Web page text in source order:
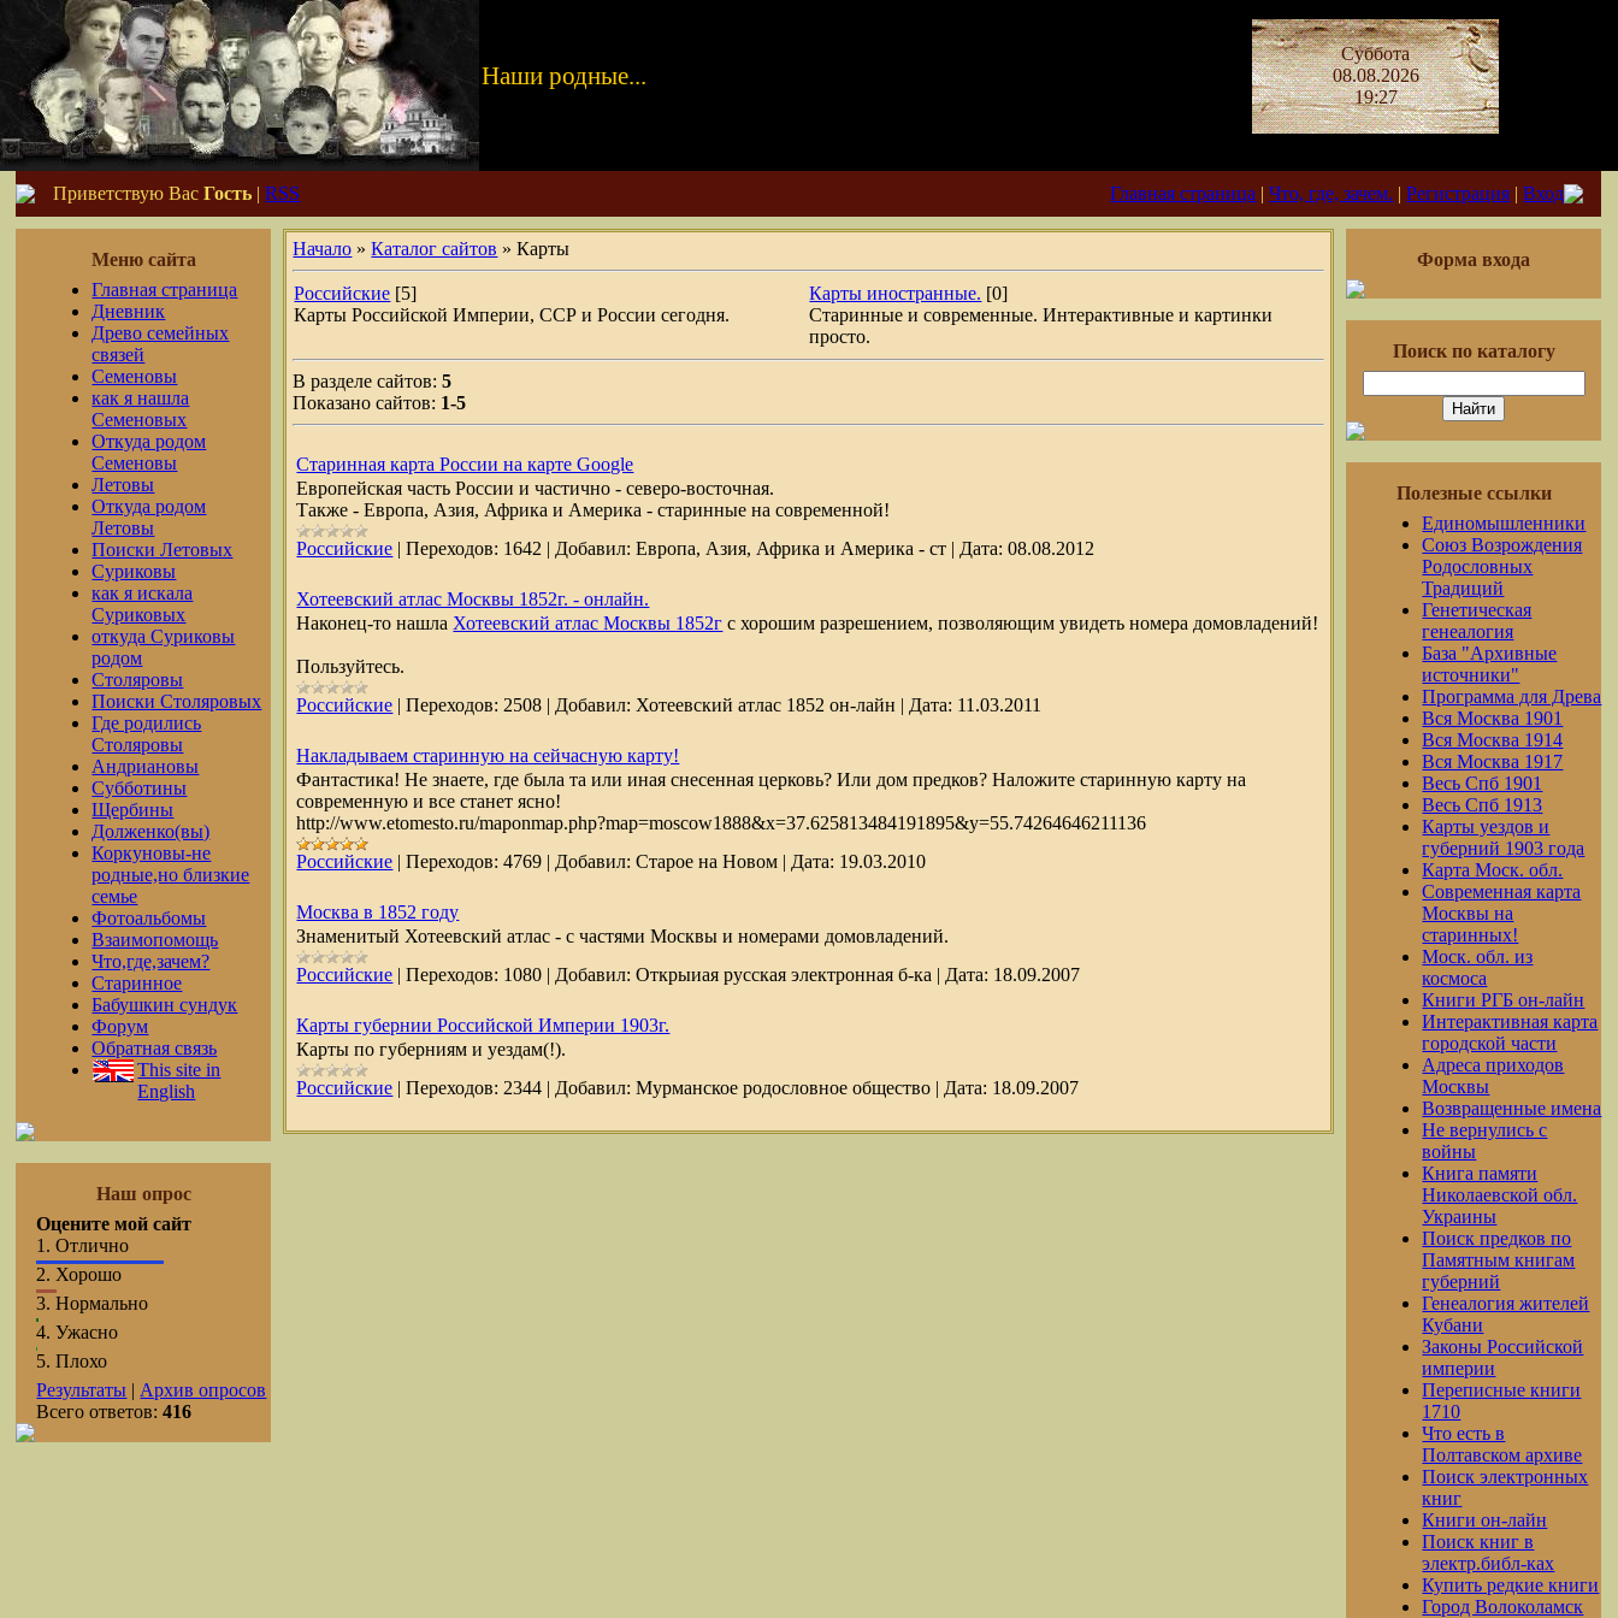
Наши родные...
Суббота
08.08.2026
19:27
Приветствую ВасГость |RSS Главная страница |Что, где, зачем. |Регистрация |Вход
Меню сайта
Главная страница
Дневник
Древо семейных
связей
Семеновы
как я нашла
Семеновых
Откуда родом
Семеновы
Летовы
Откуда родом
Летовы
Поиски Летовых
Суриковы
как я искала
Суриковых
откуда Суриковы
родом
Столяровы
Поиски Столяровых
Где родились
Столяровы
Андриановы
Субботины
Щербины
Долженко(вы)
Коркуновы-не
родные,но близкие
семье
Фотоальбомы
Взаимопомощь
Что,где,зачем?
Старинное
Бабушкин сундук
Форум
Обратная связь
This site in
English
Наш опрос
Оцените мой сайт
1.Отлично
2. Хорошо
3.Нормально
4.Ужасно
5.Плохо
Результаты | Архив опросов
Всего ответов:416
Начало »Каталог сайтов » Карты
Российские [5]
Карты Российской Империи, ССР и России сегодня.
Карты иностранные. [0]
Старинные и современные. Интерактивные и картинки
просто.
В разделе сайтов:5
Показано сайтов: 1-5
Старинная карта России на карте Google
Европейская часть России и частично - северо-восточная.
Также - Европа, Азия, Африка и Америка - старинные на современной!
Российские |Переходов: 1642 | Добавил: Европа, Азия, Африка и Америка - ст | Дата: 08.08.2012
Хотеевский атлас Москвы 1852г. - онлайн.
Наконец-то нашла Хотеевский атлас Москвы 1852г с хорошим разрешением, позволяющим увидеть номера домовладений!
Пользуйтесь.
Российские |Переходов: 2508 | Добавил: Хотеевский атлас 1852 он-лайн | Дата: 11.03.2011
Накладываем старинную на сейчасную карту!
Фантастика! Не знаете, где была та или иная снесенная церковь? Или дом предков? Наложите старинную карту на
современную и все станет ясно!
http://www.etomesto.ru/maponmap.php?map=moscow1888&x=37.625813484191895&y=55.74264646211136
Российские |Переходов: 4769 | Добавил: Старое на Новом | Дата: 19.03.2010
Москва в 1852 году
Знаменитый Хотеевский атлас - с частями Москвы и номерами домовладений.
Российские |Переходов: 1080 | Добавил: Открыиая русская электронная б-ка | Дата: 18.09.2007
Карты губернии Российской Империи 1903г.
Карты по губерниям и уездам(!).
Российские |Переходов: 2344 | Добавил: Мурманское родословное общество | Дата: 18.09.2007
Форма входа
Поиск по каталогу
Полезные ссылки
Единомышленники
Союз Возрождения
Родословных
Традиций
Генетическая
генеалогия
База "Архивные
источники"
Программа для Древа
Вся Москва 1901
Вся Москва 1914
Вся Москва 1917
Весь Спб 1901
Весь Спб 1913
Карты уездов и
губерний 1903 года
Карта Моск. обл.
Современная карта
Москвы на
старинных!
Моск. обл. из
космоса
Книги РГБ он-лайн
Интерактивная карта
городской части
Адреса приходов
Москвы
Возвращенные имена
Не вернулись с
войны
Книга памяти
Николаевской обл.
Украины
Поиск предков по
Памятным книгам
губерний
Генеалогия жителей
Кубани
Законы Российской
империи
Переписные книги
1710
Что есть в
Полтавском архиве
Поиск электронных
книг
Книги он-лайн
Поиск книг в
электр.библ-ках
Купить редкие книги
Город Волоколамск